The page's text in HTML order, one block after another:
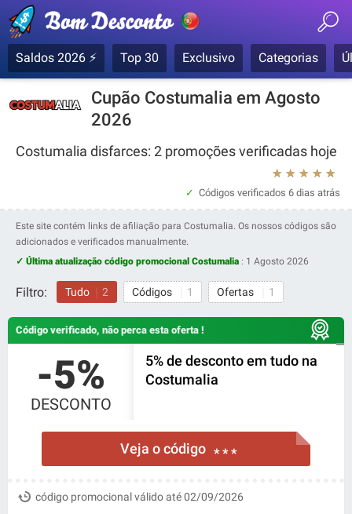
Saldos 2026 ⚡ Top 30 Exclusivo Categorias
Cupão Costumalia em Agosto
2026
Costumalia disfarces: 2 promoções verificadas hoje
★
★
★
★
★
Códigos verificados 6 dias atrás
Este site contém links de afiliação para Costumalia. Os nossos códigos são
adicionados e verificados manualmente.
✓ Última atualização código promocional Costumalia : 1 Agosto 2026
Filtro: Tudo 2 Códigos 1 Ofertas 1
Código verificado, não perca esta oferta !
-5%
DESCONTO
5% de desconto em tudo na
Costumalia
Veja o código * * *
código promocional válido até 02/09/2026